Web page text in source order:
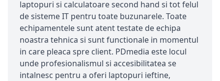
laptopuri si calculatoare second hand si tot felul
de sisteme IT pentru toate buzunarele. Toate
echipamentele sunt atent testate de echipa
noastra tehnica si sunt functionale in momentul
in care pleaca spre client. PDmedia este locul
unde profesionalismul si accesibilitatea se
intalnesc pentru a oferi laptopuri ieftine,